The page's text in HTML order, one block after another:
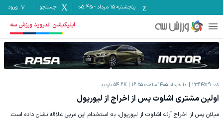
پنجشنبه ۱۵ مرداد -
05:45 جستجو ورود
اپلیکیشن اندروید ورزش سه
کد: 2364529 10 خرداد 1405 ساعت 16:55 54.6K بازدید
اولین مشتری اشلوت پس از اخراج از لیورپول
میلان پس از اخراج آرنه اشلوت از لیورپول، به استخدام این مربی علاقه نشان داده است.